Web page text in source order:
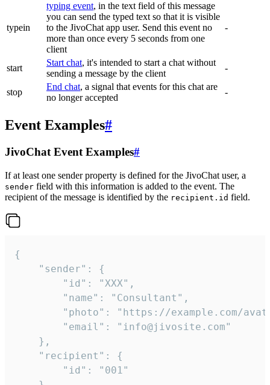
typein
typing event, in the text field of this message
you can send the typed text so that it is visible
to the JivoChat app user. Send this event no
more than once every 5 seconds from one
client
-
start
Start chat, it's intended to start a chat without
sending a message by the client
-
stop
End chat, a signal that events for this chat are
no longer accepted
-
Event Examples#
JivoChat Event Examples#
If at least one sender property is defined for the JivoChat user, a
sender field with this information is added to the event. The
recipient of the message is identified by the recipient.id field.
{